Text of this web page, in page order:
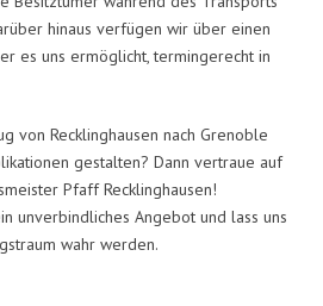
hinaus verfügen wir über einen
es uns ermöglicht, termingerecht in
von Recklinghausen nach Grenoble
gestalten? Dann vertraue auf
Pfaff Recklinghausen!
unverbindliches Angebot und lass uns
wahr werden.